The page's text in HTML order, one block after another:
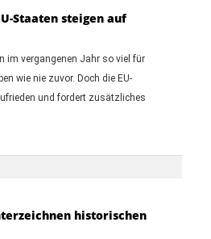
Staaten steigen auf
im vergangenen Jahr so viel für
wie nie zuvor. Doch die EU-
und fordert zusätzliches
historischen